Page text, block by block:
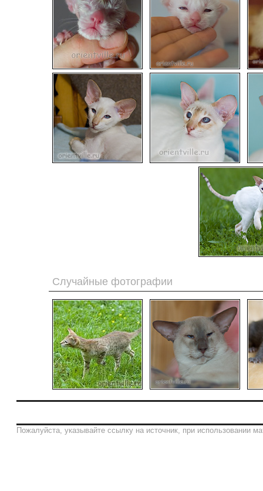
Случайные фотографии
Пожалуйста, указывайте ссылку на источник, при использовании